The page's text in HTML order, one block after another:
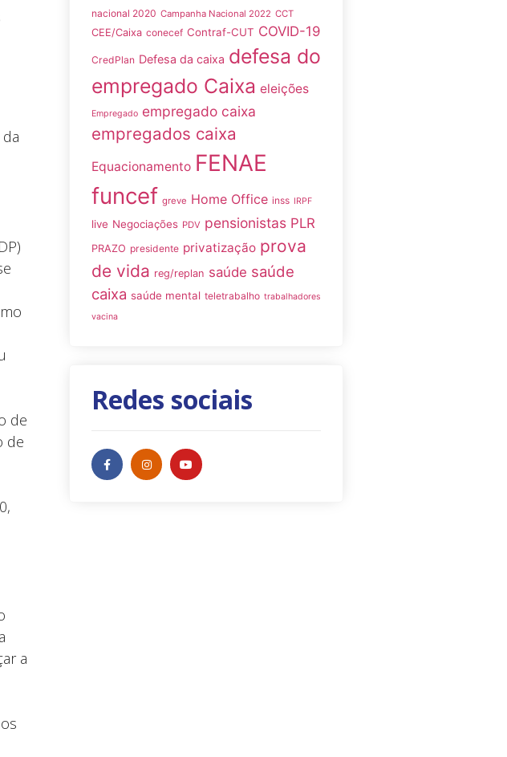
de
de
a
nacional 2020 Campanha Nacional 2022 CCT
CEE/Caixa conecef Contraf-CUT COVID-19
CredPlan Defesa da caixa defesa do
empregado Caixa eleições
Empregado empregado caixa
empregados caixa
Equacionamento FENAE
funcef greve Home Office inss IRPF
live Negociações PDV pensionistas PLR
PRAZO presidente privatização prova
de vida reg/replan saúde saúde
caixa saúde mental teletrabalho trabalhadores
vacina
Redes sociais